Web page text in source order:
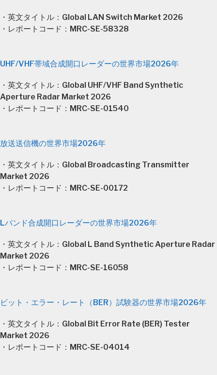
・英文タイトル：Global LAN Switch Market 2026
・レポートコード：MRC-SE-58328
UHF/VHF帯域合成開口レーダーの世界市場2026年
・英文タイトル：Global UHF/VHF Band Synthetic
Aperture Radar Market 2026
・レポートコード：MRC-SE-01540
放送送信機の世界市場2026年
・英文タイトル：Global Broadcasting Transmitter
Market 2026
・レポートコード：MRC-SE-00172
Lバンド合成開口レーダーの世界市場2026年
・英文タイトル：Global L Band Synthetic Aperture Radar
Market 2026
・レポートコード：MRC-SE-16058
ビット・エラー・レート（BER）試験器の世界市場2026年
・英文タイトル：Global Bit Error Rate (BER) Tester
Market 2026
・レポートコード：MRC-SE-04014